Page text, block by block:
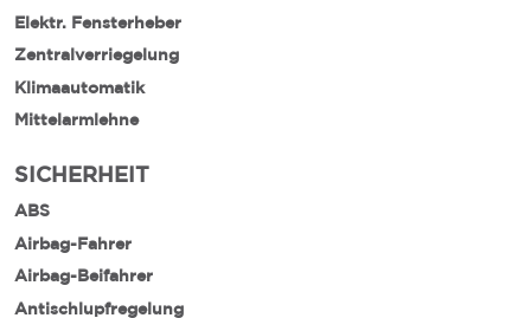
Elektr. Fensterheber
Zentralverriegelung
Klimaautomatik
Mittelarmlehne
SICHERHEIT
ABS
Airbag-Fahrer
Airbag-Beifahrer
Antischlupfregelung